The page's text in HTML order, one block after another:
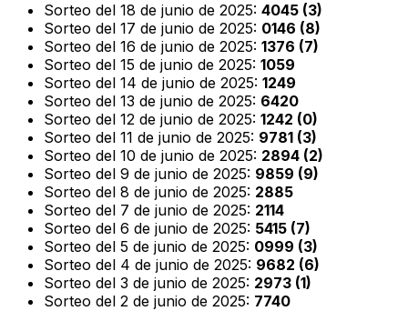
Sorteo del 18 de junio de 2025: 4045 (3)
Sorteo del 17 de junio de 2025: 0146 (8)
Sorteo del 16 de junio de 2025: 1376 (7)
Sorteo del 15 de junio de 2025: 1059
Sorteo del 14 de junio de 2025: 1249
Sorteo del 13 de junio de 2025: 6420
Sorteo del 12 de junio de 2025: 1242 (0)
Sorteo del 11 de junio de 2025: 9781 (3)
Sorteo del 10 de junio de 2025: 2894 (2)
Sorteo del 9 de junio de 2025: 9859 (9)
Sorteo del 8 de junio de 2025: 2885
Sorteo del 7 de junio de 2025: 2114
Sorteo del 6 de junio de 2025: 5415 (7)
Sorteo del 5 de junio de 2025: 0999 (3)
Sorteo del 4 de junio de 2025: 9682 (6)
Sorteo del 3 de junio de 2025: 2973 (1)
Sorteo del 2 de junio de 2025: 7740